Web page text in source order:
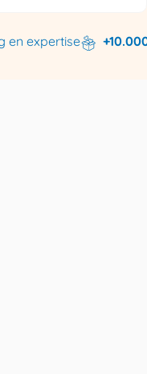
expertise +10.000